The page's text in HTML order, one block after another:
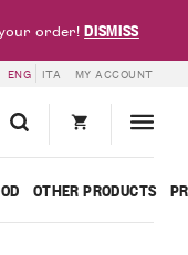
ENG ITA MY ACCOUNT
OTHER PRODUCTS
your order!DISMISS